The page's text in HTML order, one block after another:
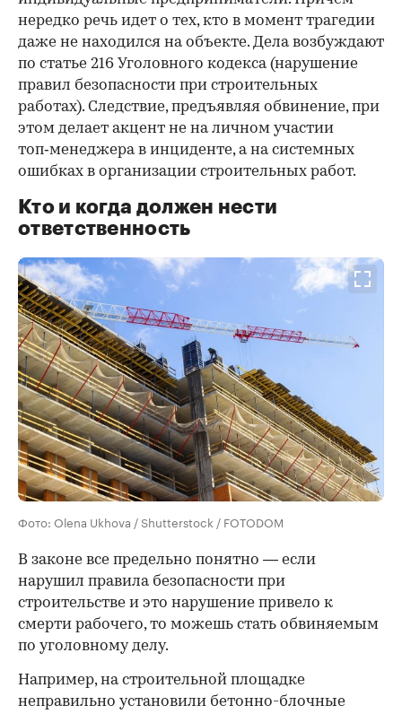
нередко речь идет о тех, кто в момент трагедии
даже не находился на объекте. Дела возбуждают
по статье 216 Уголовного кодекса (нарушение
правил безопасности при строительных
работах). Следствие, предъявляя обвинение, при
этом делает акцент не на личном участии
топ‑менеджера в инциденте, а на системных
ошибках в организации строительных работ.
Кто и когда должен нести
ответственность
Фото: Olena Ukhova / Shutterstock / FOTODOM
В законе все предельно понятно — если
нарушил правила безопасности при
строительстве и это нарушение привело к
смерти рабочего, то можешь стать обвиняемым
по уголовному делу.
Например, на строительной площадке
неправильно установили бетонно-блочные